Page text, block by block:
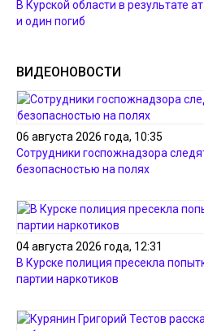
В Курской области в результате
и один погиб
ВИДЕОНОВОСТИ
06 августа 2026 года, 10:35
Сотрудники госпожнадзора
безопасностью на полях
04 августа 2026 года, 12:31
В Курске полиция пресекла
партии наркотиков